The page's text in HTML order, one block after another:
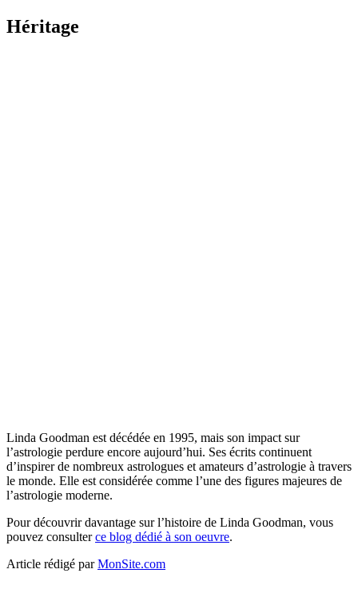
Héritage
Linda Goodman est décédée en 1995, mais son impact sur
l’astrologie perdure encore aujourd’hui. Ses écrits continuent
d’inspirer de nombreux astrologues et amateurs d’astrologie à travers
le monde. Elle est considérée comme l’une des figures majeures de
l’astrologie moderne.
Pour découvrir davantage sur l’histoire de Linda Goodman, vous
pouvez consulterce blog dédié à son oeuvre.
Article rédigé parMonSite.com